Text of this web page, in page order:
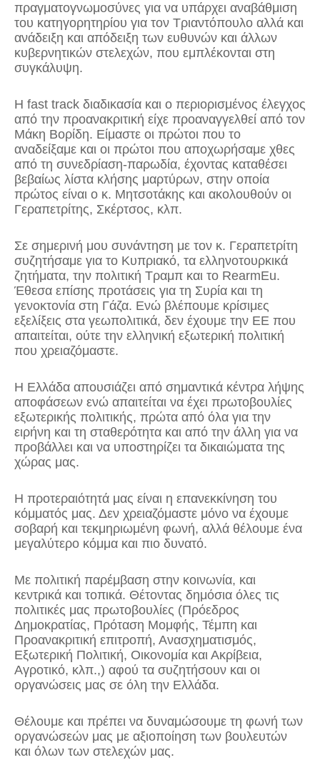
πραγματογνωμοσύνες για να υπάρχει αναβάθμιση
του κατηγορητηρίου για τον Τριαντόπουλο αλλά και
ανάδειξη και απόδειξη των ευθυνών και άλλων
κυβερνητικών στελεχών, που εμπλέκονται στη
συγκάλυψη.
Η fast track διαδικασία και ο περιορισμένος έλεγχος
από την προανακριτική είχε προαναγγελθεί από τον
Μάκη Βορίδη. Είμαστε οι πρώτοι που το
αναδείξαμε και οι πρώτοι που αποχωρήσαμε χθες
από τη συνεδρίαση-παρωδία, έχοντας καταθέσει
βεβαίως λίστα κλήσης μαρτύρων, στην οποία
πρώτος είναι ο κ. Μητσοτάκης και ακολουθούν οι
Γεραπετρίτης, Σκέρτσος, κλπ.
Σε σημερινή μου συνάντηση με τον κ. Γεραπετρίτη
συζητήσαμε για το Κυπριακό, τα ελληνοτουρκικά
ζητήματα, την πολιτική Τραμπ και το RearmEu.
Έθεσα επίσης προτάσεις για τη Συρία και τη
γενοκτονία στη Γάζα. Ενώ βλέπουμε κρίσιμες
εξελίξεις στα γεωπολιτικά, δεν έχουμε την ΕΕ που
απαιτείται, ούτε την ελληνική εξωτερική πολιτική
που χρειαζόμαστε.
Η Ελλάδα απουσιάζει από σημαντικά κέντρα λήψης
αποφάσεων ενώ απαιτείται να έχει πρωτοβουλίες
εξωτερικής πολιτικής, πρώτα από όλα για την
ειρήνη και τη σταθερότητα και από την άλλη για να
προβάλλει και να υποστηρίζει τα δικαιώματα της
χώρας μας.
Η προτεραιότητά μας είναι η επανεκκίνηση του
κόμματός μας. Δεν χρειαζόμαστε μόνο να έχουμε
σοβαρή και τεκμηριωμένη φωνή, αλλά θέλουμε ένα
μεγαλύτερο κόμμα και πιο δυνατό.
Με πολιτική παρέμβαση στην κοινωνία, και
κεντρικά και τοπικά. Θέτοντας δημόσια όλες τις
πολιτικές μας πρωτοβουλίες (Πρόεδρος
Δημοκρατίας, Πρόταση Μομφής, Τέμπη και
Προανακριτική επιτροπή, Ανασχηματισμός,
Εξωτερική Πολιτική, Οικονομία και Ακρίβεια,
Αγροτικό, κλπ.,) αφού τα συζητήσουν και οι
οργανώσεις μας σε όλη την Ελλάδα.
Θέλουμε και πρέπει να δυναμώσουμε τη φωνή των
οργανώσεών μας με αξιοποίηση των βουλευτών
και όλων των στελεχών μας.